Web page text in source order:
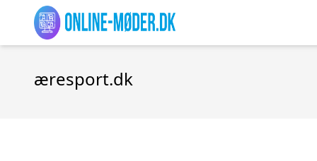
æresport.dk